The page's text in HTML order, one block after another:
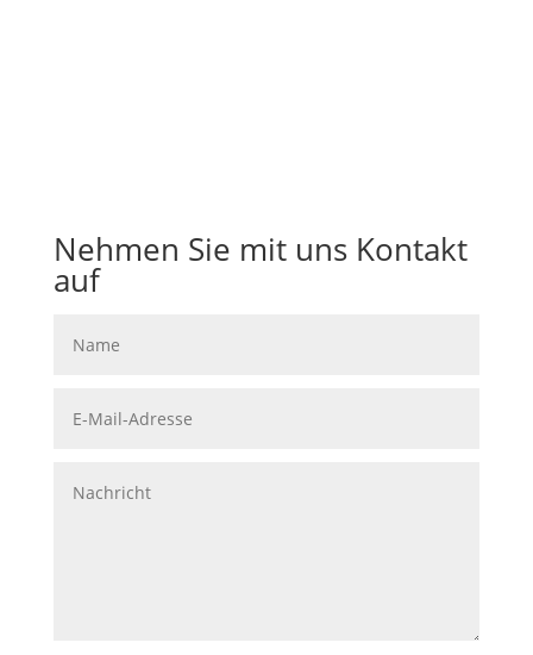
Nehmen Sie mit uns Kontakt
auf